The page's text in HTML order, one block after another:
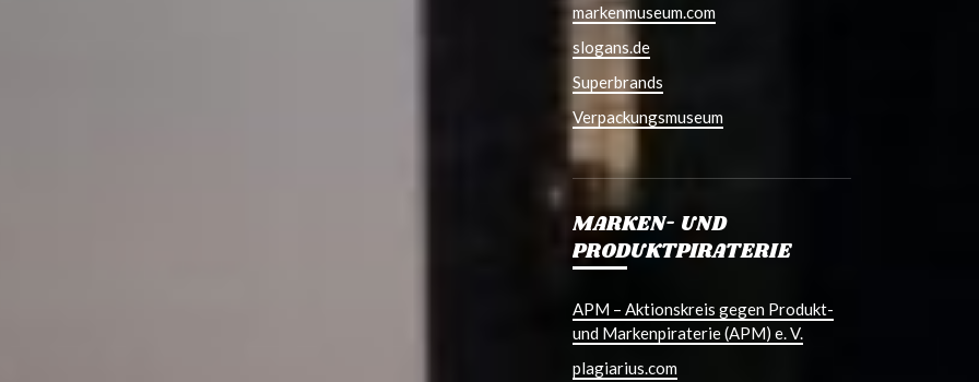
markenmuseum.com
slogans.de
Superbrands
Verpackungsmuseum
MARKEN- UND
PRODUKTPIRATERIE
APM – Aktionskreis gegen Produkt-
und Markenpiraterie (APM) e. V.
plagiarius.com